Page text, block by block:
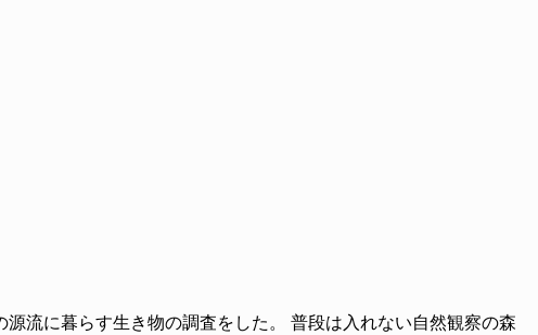
流に暮らす生き物の調査をした。 普段は入れない自然観察の森